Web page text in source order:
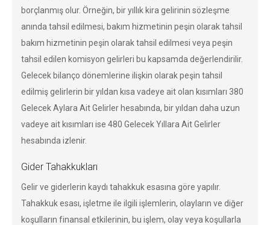
borçlanmış olur. Örneğin, bir yıllık kira gelirinin sözleşme
anında tahsil edilmesi, bakım hizmetinin peşin olarak tahsil
bakım hizmetinin peşin olarak tahsil edilmesi veya peşin
tahsil edilen komisyon gelirleri bu kapsamda değerlendirilir.
Gelecek bilanço dönemlerine ilişkin olarak peşin tahsil
edilmiş gelirlerin bir yıldan kısa vadeye ait olan kısımları 380
Gelecek Aylara Ait Gelirler hesabında, bir yıldan daha uzun
vadeye ait kısımları ise 480 Gelecek Yıllara Ait Gelirler
hesabında izlenir.
Gider Tahakkukları
Gelir ve giderlerin kaydı tahakkuk esasına göre yapılır.
Tahakkuk esası, işletme ile ilgili işlemlerin, olayların ve diğer
koşulların finansal etkilerinin, bu işlem, olay veya koşullarla